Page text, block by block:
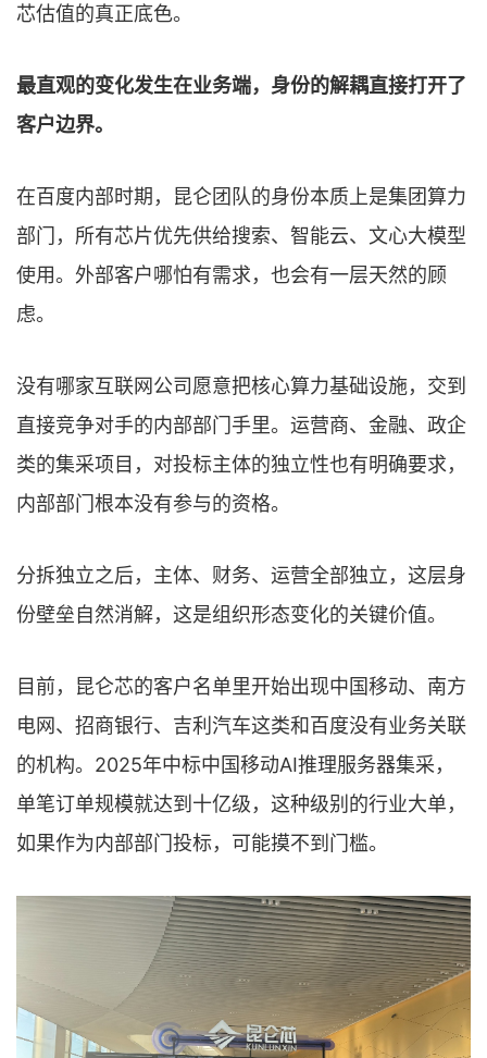
芯估值的真正底色。
最直观的变化发生在业务端，身份的解耦直接打开了
客户边界。
在百度内部时期，昆仑团队的身份本质上是集团算力
部门，所有芯片优先供给搜索、智能云、文心大模型
使用。外部客户哪怕有需求，也会有一层天然的顾
虑。
没有哪家互联网公司愿意把核心算力基础设施，交到
直接竞争对手的内部部门手里。运营商、金融、政企
类的集采项目，对投标主体的独立性也有明确要求，
内部部门根本没有参与的资格。
分拆独立之后，主体、财务、运营全部独立，这层身
份壁垒自然消解，这是组织形态变化的关键价值。
目前，昆仑芯的客户名单里开始出现中国移动、南方
电网、招商银行、吉利汽车这类和百度没有业务关联
的机构。2025年中标中国移动AI推理服务器集采，
单笔订单规模就达到十亿级，这种级别的行业大单，
如果作为内部部门投标，可能摸不到门槛。